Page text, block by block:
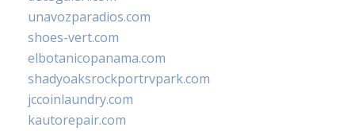
unavozparadios.com
shoes-vert.com
elbotanicopanama.com
shadyoaksrockportrvpark.com
jccoinlaundry.com
kautorepair.com